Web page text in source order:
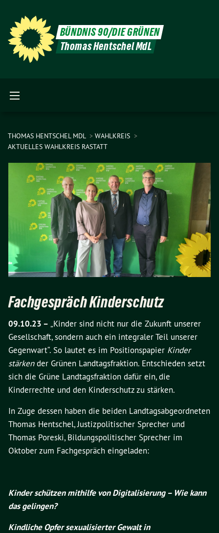
BÜNDNIS 90/DIE GRÜNEN
Thomas Hentschel MdL
THOMAS HENTSCHEL MDL
WAHLKREIS
AKTUELLES WAHLKREIS RASTATT
Fachgespräch Kinderschutz
09.10.23 – „Kinder sind nicht nur die Zukunft unserer
Gesellschaft, sondern auch ein integraler Teil unserer
Gegenwart“. So lautet es im Positionspapier Kinder
stärkender Grünen Landtagsfraktion. Entschieden setzt
sich die Grüne Landtagsfraktion dafür ein, die
Kinderrechte und den Kinderschutz zu stärken.
In Zuge dessen haben die beiden Landtagsabgeordneten
Thomas Hentschel, Justizpolitischer Sprecher und
Thomas Poreski, Bildungspolitischer Sprecher im
Oktober zum Fachgespräch eingeladen:
Kinder schützen mithilfe von Digitalisierung – Wie kann
das gelingen?
Kindliche Opfer sexualisierter Gewalt in